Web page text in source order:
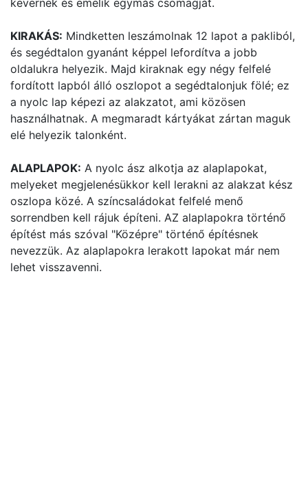
kevernek és emelik egymás csomagját.
KIRAKÁS: Mindketten leszámolnak 12 lapot a pakliból,
és segédtalon gyanánt képpel lefordítva a jobb
oldalukra helyezik. Majd kiraknak egy négy felfelé
fordított lapból álló oszlopot a segédtalonjuk fölé; ez
a nyolc lap képezi az alakzatot, ami közösen
használhatnak. A megmaradt kártyákat zártan maguk
elé helyezik talonként.
ALAPLAPOK: A nyolc ász alkotja az alaplapokat,
melyeket megjelenésükkor kell lerakni az alakzat kész
oszlopa közé. A színcsaládokat felfelé menő
sorrendben kell rájuk építeni. AZ alaplapokra történő
építést más szóval "Középre" történő építésnek
nevezzük. Az alaplapokra lerakott lapokat már nem
lehet visszavenni.